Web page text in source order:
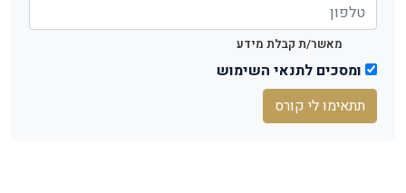
מאשר/ת קבלת מידע
ומסכים לתנאי השימוש
תתאימו לי קורס